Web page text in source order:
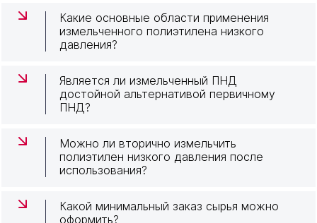
Какие основные области применения
измельченного полиэтилена низкого
давления?
Является ли измельченный ПНД
достойной альтернативой первичному
ПНД?
Можно ли вторично измельчить
полиэтилен низкого давления после
использования?
Какой минимальный заказ сырья можно
оформить?